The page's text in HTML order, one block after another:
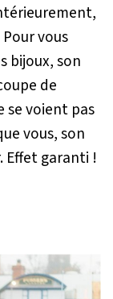
vous
bijoux, son
de
se voient pas
vous, son
Effet garanti !